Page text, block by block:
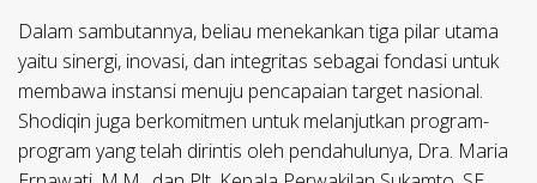
Dalam sambutannya, beliau menekankan tiga pilar utama
yaitu sinergi, inovasi, dan integritas sebagai fondasi untuk
membawa instansi menuju pencapaian target nasional.
Shodiqin juga berkomitmen untuk melanjutkan program-
program yang telah dirintis oleh pendahulunya, Dra. Maria